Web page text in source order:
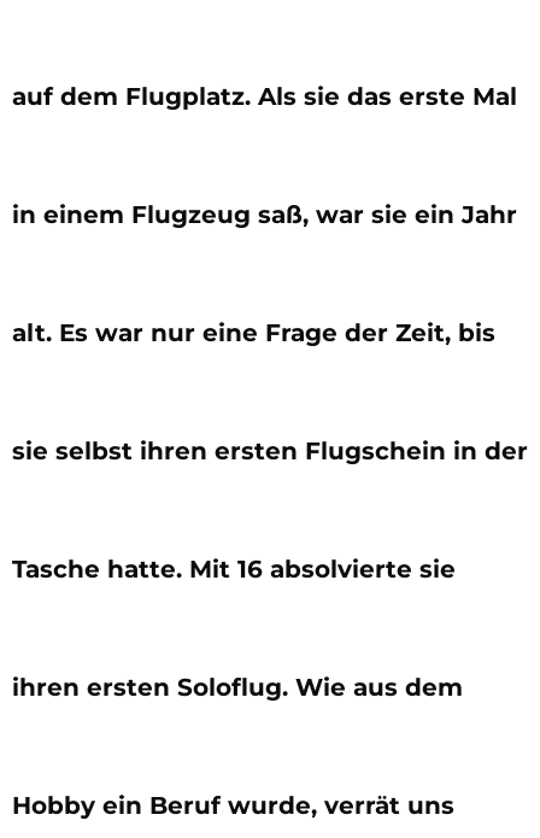
auf dem Flugplatz. Als sie das erste Mal
in einem Flugzeug saß, war sie ein Jahr
alt. Es war nur eine Frage der Zeit, bis
sie selbst ihren ersten Flugschein in der
Tasche hatte. Mit 16 absolvierte sie
ihren ersten Soloflug. Wie aus dem
Hobby ein Beruf wurde, verrät uns